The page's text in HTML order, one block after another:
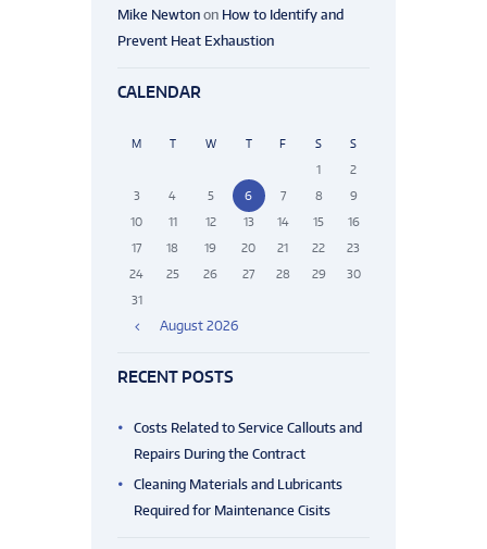
Mike Newton on How to Identify and
Prevent Heat Exhaustion
CALENDAR
August 2026
M T W T F S S
1
2
3
4 5 6 7 8
9
10
11 12 13 14 15
16
17
18 19 20 21 22
23
24
25 26 27 28 29
30
31
RECENT POSTS
Costs Related to Service Callouts and
Repairs During the Contract
Cleaning Materials and Lubricants
Required for Maintenance Cisits